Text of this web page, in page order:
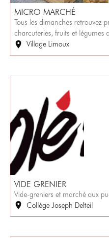
MICRO MARCHÉ
Tous les dimanches retrouvez
charcuteries, fruits et
Village Limoux
VIDE GRENIER
Vide-greniers et marché aux
Collège Joseph Delteil